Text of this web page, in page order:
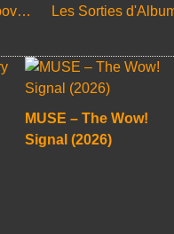
VAMPIRE WEEKEND – Only God Was Above Us (2024)
MUSE – The Wow!
Signal (2026)